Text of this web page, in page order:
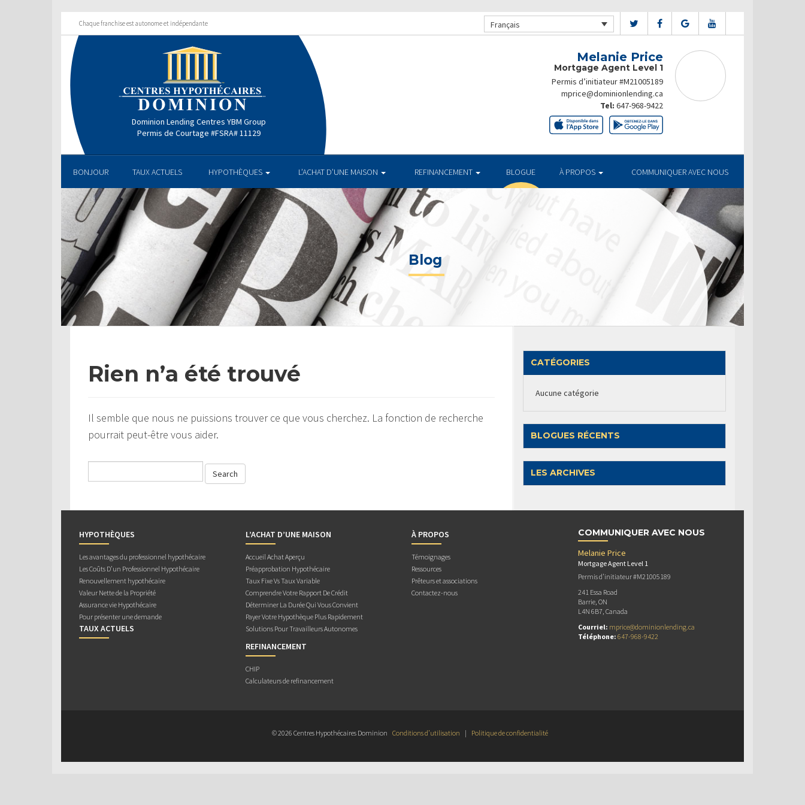
Chaque franchise est autonome et indépendante Français
Dominion Lending Centres YBM Group
Permis de Courtage #FSRA# 11129
Melanie Price
Mortgage Agent Level 1
Permis d’initiateur #M21005189
mprice@dominionlending.ca
Tel: 647-968-9422
BONJOUR TAUX ACTUELS HYPOTHÈQUES L’ACHAT D’UNE MAISON REFINANCEMENT BLOGUE À PROPOS COMMUNIQUER AVEC NOUS
Blog
Rien n’a été trouvé
Il semble que nous ne puissions trouver ce que vous cherchez. La fonction de recherche
pourrait peut-être vous aider.
CATÉGORIES
Aucune catégorie
BLOGUES RÉCENTS
LES ARCHIVES
HYPOTHÈQUES
Les avantages du professionnel hypothécaire
Les Coûts D’un Professionnel Hypothécaire
Renouvellement hypothécaire
Valeur Nette de la Propriété
Assurance vie Hypothécaire
Pour présenter une demande
TAUX ACTUELS
L’ACHAT D’UNE MAISON
Accueil Achat Aperçu
Préapprobation Hypothécaire
Taux Fixe Vs Taux Variable
Comprendre Votre Rapport De Crédit
Déterminer La Durée Qui Vous Convient
Payer Votre Hypothèque Plus Rapidement
Solutions Pour Travailleurs Autonomes
REFINANCEMENT
CHIP
Calculateurs de refinancement
À PROPOS
Témoignages
Ressources
Prêteurs et associations
Contactez-nous
COMMUNIQUER AVEC NOUS
Melanie Price
Mortgage Agent Level 1
Permis d’initiateur #M21005189
241 Essa Road
Barrie, ON
L4N 6B7, Canada
Courriel: mprice@dominionlending.ca
Téléphone: 647-968-9422
© 2026 Centres Hypothécaires Dominion Conditions d’utilisation | Politique de confidentialité